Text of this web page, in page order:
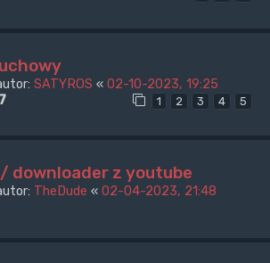
SATYROS « 02-10-2023, 19:25
1 2 3 4 5
downloader z youtube
TheDude « 02-04-2023, 21:48